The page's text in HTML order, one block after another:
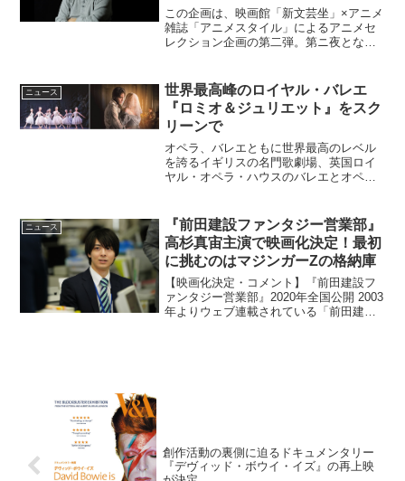
この企画は、映画館「新文芸坐」×アニメ
雑誌「アニメスタイル」によるアニメセ
レクション企画の第二弾。第ニ夜となる
THE SHELL 攻殻機動隊」と...
ニュース
世界最高峰のロイヤル・バレエ
『ロミオ＆ジュリエット』をスク
リーンで
オペラ、バレエともに世界最高のレベル
を誇るイギリスの名門歌劇場、英国ロイ
ヤル・オペラ・ハウスのバレエとオペラ
2015/16』が、ロイヤル・バレエ『ロミオ
＆ジュリエット...
ニュース
『前田建設ファンタジー営業部』
高杉真宙主演で映画化決定！最初
に挑むのはマジンガーZの格納庫
【映画化決定・コメント】『前田建設フ
ァンタジー営業部』2020年全国公開 2003
年よりウェブ連載されている「前田建設
創作活動の裏側に迫るドキュメンタリー
『デヴィッド・ボウイ・イズ』の再上映